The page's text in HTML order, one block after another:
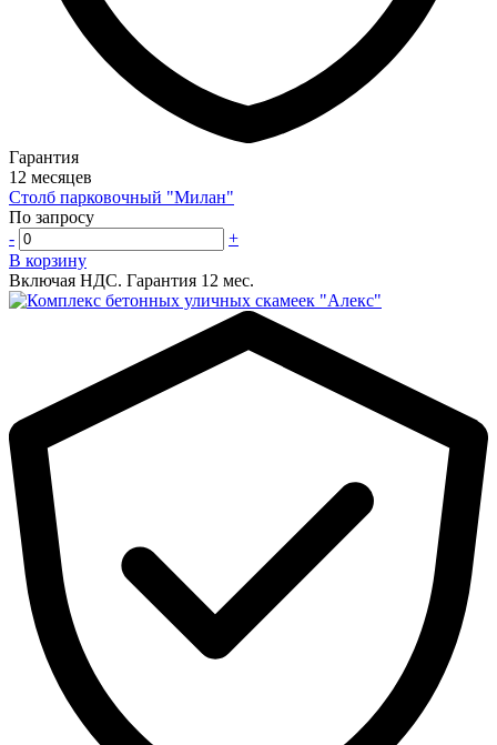
Гарантия
12 месяцев
Столб парковочный "Милан"
По запросу
-
+
В корзину
Включая НДС. Гарантия 12 мес.